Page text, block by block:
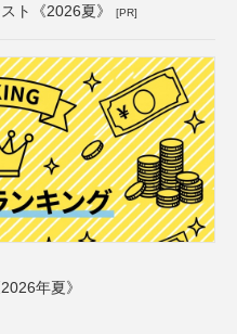
ト《2026夏》 [PR]
年夏》